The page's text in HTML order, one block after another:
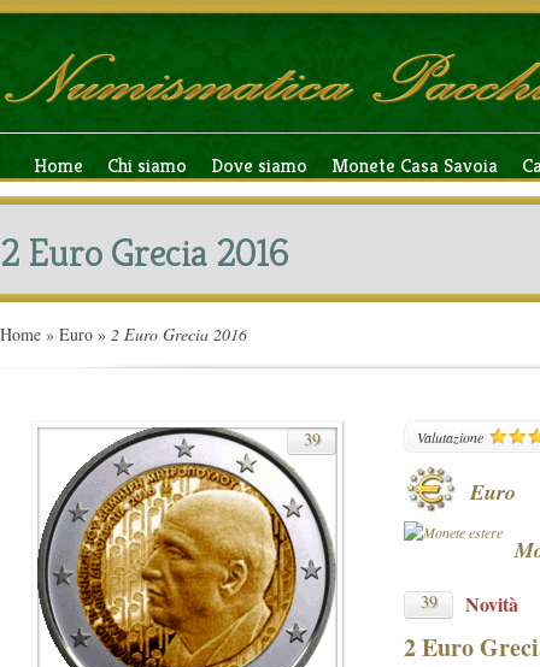
Home Chi siamo Dove siamo Monete Casa Savoia
2 Euro Grecia 2016
Home » Euro » 2 Euro Grecia 2016
39 Valutazione
Euro
39 Novità
2 Euro